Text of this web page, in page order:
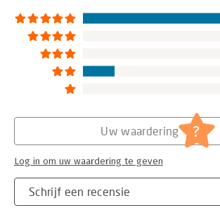
Schrijf een recensie
Uw waardering ?
Log in om uw waardering te geven